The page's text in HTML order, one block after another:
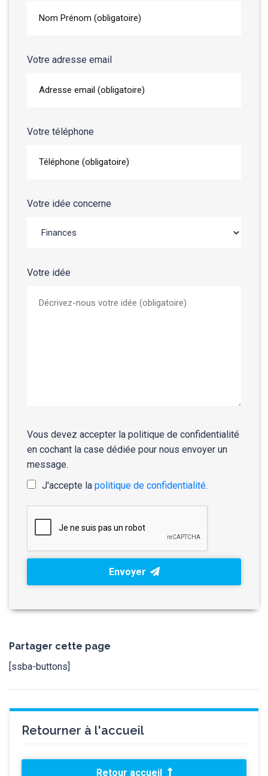
Votre adresse email
Votre téléphone
Votre idée concerne
Votre idée
Vous devez accepter la politique de confidentialité
en cochant la case dédiée pour nous envoyer un
message.
J'accepte la politique de confidentialité.
Envoyer
Partager cette page
[ssba-buttons]
Retourner à l'accueil
Retour accueil